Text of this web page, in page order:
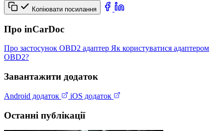
Копіювати посилання
Про inCarDoc
Про застосунок OBD2 адаптер Як користуватися адаптером
OBD2?
Завантажити додаток
Android додаток iOS додаток
Останні публікації